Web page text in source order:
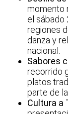
momento
el sábado
regiones
danza y
nacional.
Sabores
recorrido
platos
parte de
Cultura a